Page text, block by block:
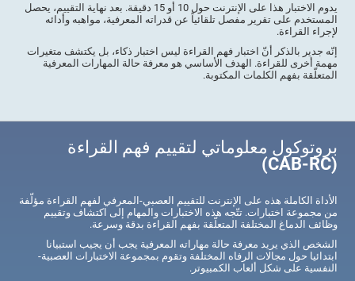
يدوم الاختبار هذا على الإنترنت حول 10 أو 15 دقيقة. بعد نهاية التقييم، يحصل
المستخدم على تقرير مفصل تلقائياً عن قدراته المعرفية، مواهبه وأدائه
لإجراء القراءة.
إنّه جدير بالذكر أنّ اختبار فهم القراءة ليس اختبار ذكاء، بل يكتشف متغيرات
مهمة أخرى للقراءة. الهدف الأساسي هو معرفة حالة المهارات المعرفية
المتعلّقة بفهم الكلمات المكتوبة.
بروتوكول معلوماتي لتقييم فهم القراءة
(CAB-RC)
الأداة الكاملة هذه على الإنترنت للتقييم العصبي-المعرفي لفهم القراءة مؤلّفة
من مجموعة اختبارات. تتّجه هذه الاختبارات والمهام إلى اكتشاف وتقييم
وظائف الدماغ المختلفة المتعلّقة بفهم القراءة بدقة وسرعة.
الشخص الذي يريد معرفة حالة مهاراته المعرفية يجب أن يجيب استبيانا
ابتدائيا حول مجالات الرفاه المختلفة وتقوم بمجموعة الاختبارات العصبية-
النفسية على شكل ألعاب الكمبيوتر.